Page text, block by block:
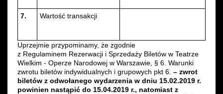
7. Wartość transakcji
Uprzejmie przypominamy, że zgodnie
z Regulaminem Rezerwacji i Sprzedaży Biletów w Teatrze
Wielkim - Operze Narodowej w Warszawie, § 6. Warunki
zwrotu biletów indywidualnych i grupowych pkt 6. – zwrot
biletów z odwołanego wydarzenia w dniu 15.02.2019 r.
powinien nastąpić do 15.04.2019 r., natomiast z